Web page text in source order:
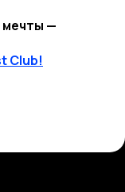
мечты —
Club!